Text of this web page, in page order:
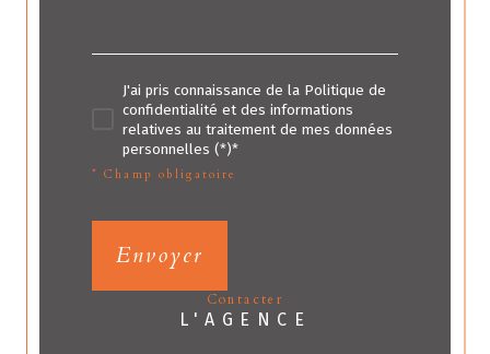
J'ai pris connaissance de la Politique de
confidentialité et des informations
relatives au traitement de mes données
personnelles (*)*
* Champ obligatoire
Envoyer
contacter
L'AGENCE